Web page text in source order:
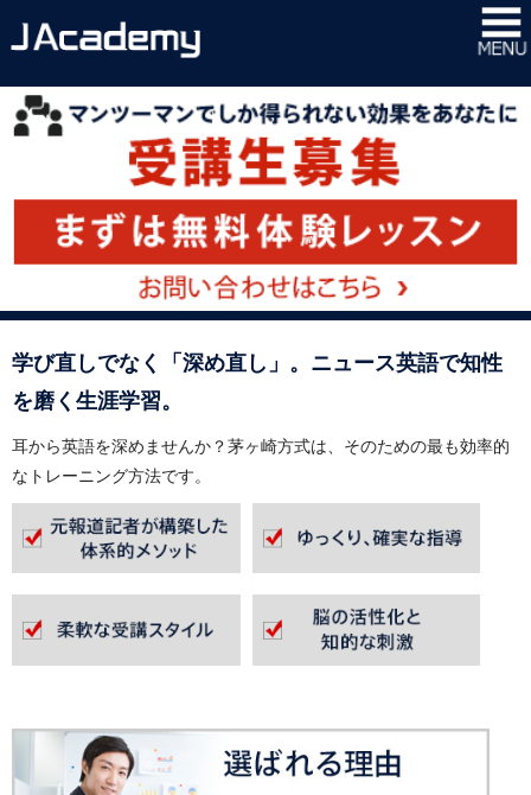
学び直しでなく「深め直し」。ニュース英語で知性
を磨く生涯学習。
耳から英語を深めませんか？茅ヶ崎方式は、そのための最も効率的
なトレーニング方法です。